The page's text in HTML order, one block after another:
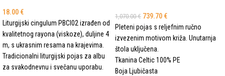
18.00 €
Liturgijski cingulum PBCI02 izrađen od
kvalitetnog rayona (viskoze), duljine 4
m, s ukrasnim resama na krajevima.
Tradicionalni liturgijski pojas za albu
za svakodnevnu i svečanu uporabu.
1,070.00€ 739.70 €
Pleteni pojas s reljefnim ručno
izvezenim motivom križa. Unutarnja
štola uključena.
Tkanina Celtic 100% PE
Boja Ljubičasta